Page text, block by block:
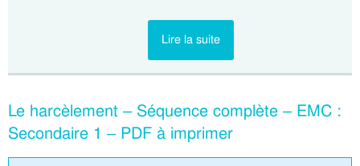
Lire la suite
Le harcèlement – Séquence complète – EMC :
Secondaire 1 – PDF à imprimer